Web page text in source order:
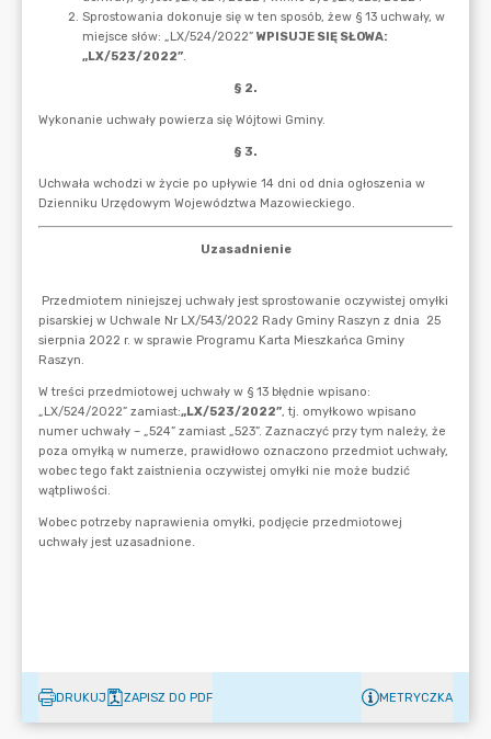
DRUKUJ ZAPISZ DO PDF METRYCZKA